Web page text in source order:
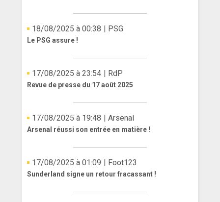
18/08/2025 à 00:38 | PSG
Le PSG assure !
17/08/2025 à 23:54 | RdP
Revue de presse du 17 août 2025
17/08/2025 à 19:48 | Arsenal
Arsenal réussi son entrée en matière !
17/08/2025 à 01:09 | Foot123
Sunderland signe un retour fracassant !